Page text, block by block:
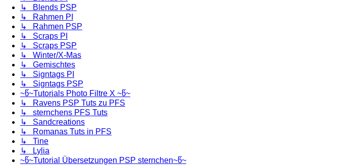
↳ Blends PSP
↳ Rahmen PI
↳ Rahmen PSP
↳ Scraps PI
↳ Scraps PSP
↳ Winter/X-Mas
↳ Gemischtes
↳ Signtags PI
↳ Signtags PSP
~წ~Tutorials Photo Filtre X ~წ~
↳ Ravens PSP Tuts zu PFS
↳ sternchens PFS Tuts
↳ Sandcreations
↳ Romanas Tuts in PFS
↳ Tine
↳ Lylia
~წ~Tutorial Übersetzungen PSP sternchen~წ~